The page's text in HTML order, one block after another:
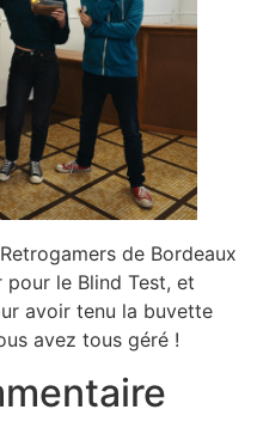
de Bordeaux
le Blind Test, et
avoir tenu la buvette
avez tous géré !